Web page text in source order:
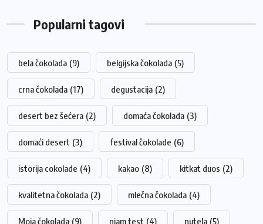
Popularni tagovi
bela čokolada (9) belgijska čokolada (5)
crna čokolada (17) degustacija (2)
desert bez šećera (2) domaća čokolada (3)
domaći desert (3) festival čokolade (6)
istorija cokolade (4) kakao (8) kitkat duos (2)
kvalitetna čokolada (2) mlečna čokolada (4)
Moja čokolada (9) njam test (4) nutela (5)